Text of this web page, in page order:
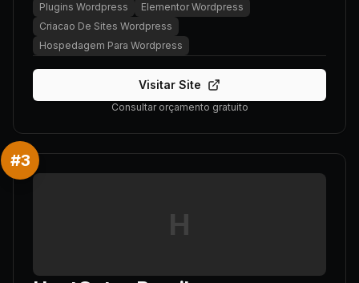
Plugins Wordpress
Elementor Wordpress
Criacao De Sites Wordpress
Hospedagem Para Wordpress
Visitar Site
Consultar orçamento gratuito
#3
H